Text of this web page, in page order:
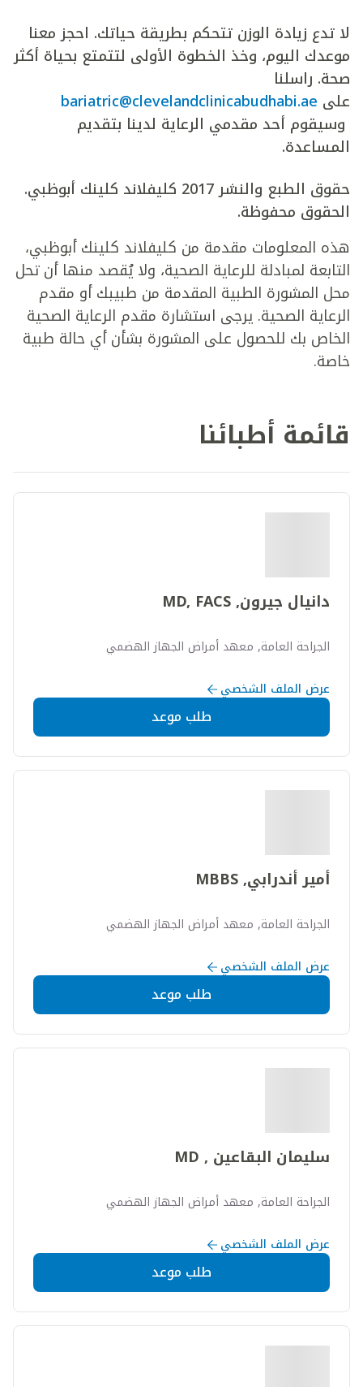
لا تدع زيادة الوزن تتحكم بطريقة حياتك. احجز معنا
موعدك اليوم، وخذ الخطوة الأولى لتتمتع بحياة أكثر
صحة. راسلنا
على bariatric@clevelandclinicabudhabi.ae
وسيقوم أحد مقدمي الرعاية لدينا بتقديم
المساعدة.
حقوق الطبع والنشر 2017 كليفلاند كلينك أبوظبي.
الحقوق محفوظة.
هذه المعلومات مقدمة من كليفلاند كلينك أبوظبي،
التابعة لمبادلة للرعاية الصحية، ولا يُقصد منها أن تحل
محل المشورة الطبية المقدمة من طبيبك أو مقدم
الرعاية الصحية. يرجى استشارة مقدم الرعاية الصحية
الخاص بك للحصول على المشورة بشأن أي حالة طبية
خاصة.
قائمة أطبائنا
دانيال جيرون, MD, FACS
الجراحة العامة, معهد أمراض الجهاز الهضمي
عرض الملف الشخصي
طلب موعد
أمير أندرابي, MBBS
الجراحة العامة, معهد أمراض الجهاز الهضمي
عرض الملف الشخصي
طلب موعد
سليمان البقاعين , MD
الجراحة العامة, معهد أمراض الجهاز الهضمي
عرض الملف الشخصي
طلب موعد